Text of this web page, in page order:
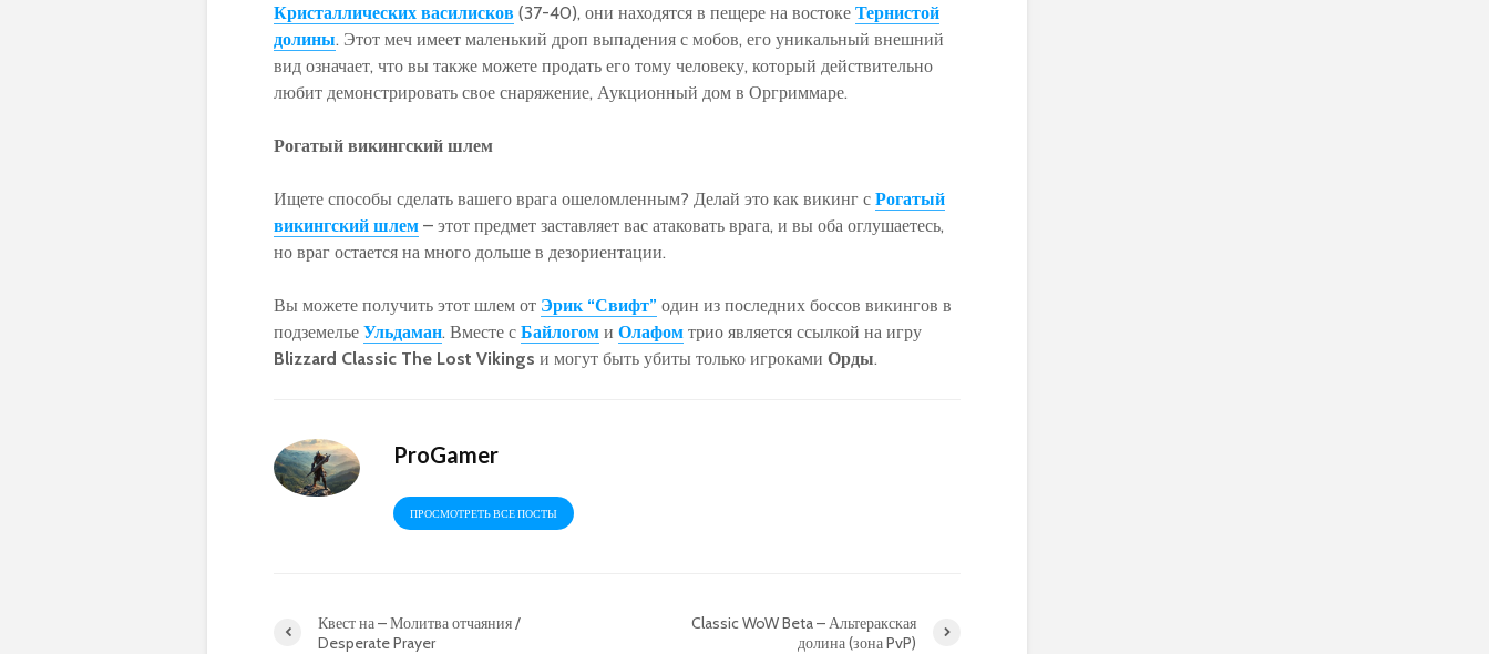
Кристаллических василисков (37-40), они находятся в пещере на востоке Тернистой
долины. Этот меч имеет маленький дроп выпадения с мобов, его уникальный внешний
вид означает, что вы также можете продать его тому человеку, который действительно
любит демонстрировать свое снаряжение, Аукционный дом в Оргриммаре.
Рогатый викингский шлем
Ищете способы сделать вашего врага ошеломленным? Делай это как викинг с Рогатый
викингский шлем – этот предмет заставляет вас атаковать врага, и вы оба оглушаетесь,
но враг остается на много дольше в дезориентации.
Вы можете получить этот шлем от Эрик “Свифт” один из последних боссов викингов в
подземелье Ульдаман. Вместе с Байлогом и Олафом трио является ссылкой на игру
Blizzard Classic The Lost Vikings и могут быть убиты только игроками Орды.
ProGamer
ПРОСМОТРЕТЬ ВСЕ ПОСТЫ
Квест на – Молитва отчаяния /
Desperate Prayer
Classic WoW Beta – Альтеракская
долина (зона PvP)